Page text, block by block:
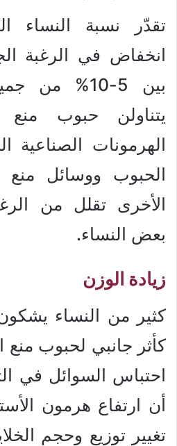
تقدّر نسبة النساء
انخفاض في الرغبة
بين 5-10% من
يتناولن حبوب
الهرمونات الصناعية
الحبوب ووسائل منع
الأخرى تقلل من
بعض النساء.
زيادة الوزن
كثير من النساء
كأثر جانبي لحبوب منع
احتباس السوائل في
أن ارتفاع هرمون
تغيير توزيع وحجم